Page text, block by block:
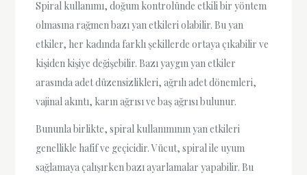
Spiral kullanımı, doğum kontrolünde etkili bir yöntem
olmasına rağmen bazı yan etkileri olabilir. Bu yan
etkiler, her kadında farklı şekillerde ortaya çıkabilir ve
kişiden kişiye değişebilir. Bazı yaygın yan etkiler
arasında adet düzensizlikleri, ağrılı adet dönemleri,
vajinal akıntı, karın ağrısı ve baş ağrısı bulunur.
Bununla birlikte, spiral kullanımının yan etkileri
genellikle hafif ve geçicidir. Vücut, spiral ile uyum
sağlamaya çalışırken bazı ayarlamalar yapabilir. Bu